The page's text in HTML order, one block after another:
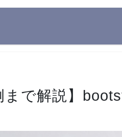
まで解説】